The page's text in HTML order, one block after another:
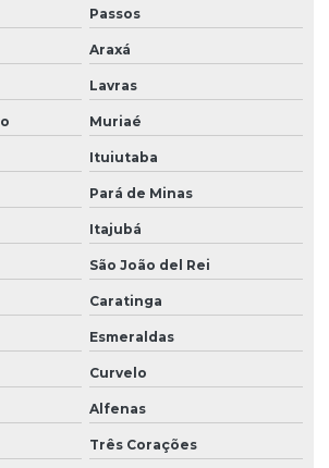
Passos
Araxá
Lavras
Muriaé
Ituiutaba
Pará de Minas
Itajubá
São João del Rei
Caratinga
Esmeraldas
Curvelo
Alfenas
Três Corações